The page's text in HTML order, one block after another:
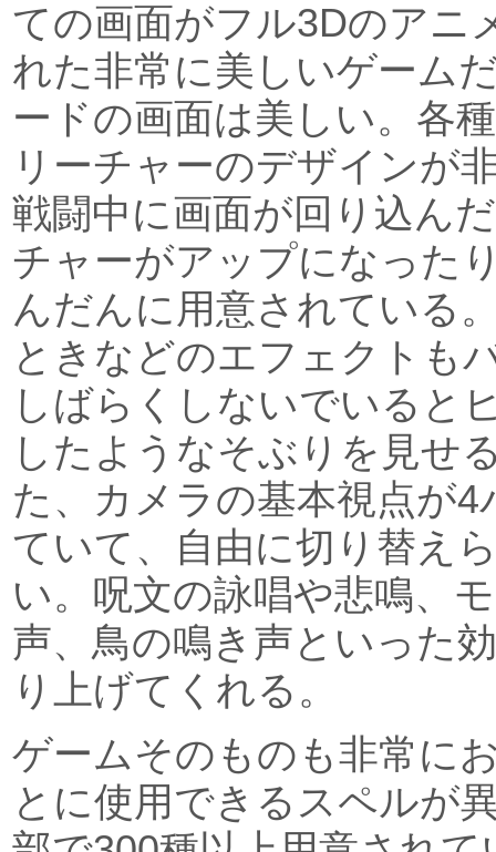
ての画面がフル3Dのアニ
れた非常に美しいゲーム
ードの画面は美しい。各
リーチャーのデザインが
戦闘中に画面が回り込ん
チャーがアップになった
んだんに用意されている
ときなどのエフェクトも
しばらくしないでいると
したようなそぶりを見せ
た、カメラの基本視点が
ていて、自由に切り替え
い。呪文の詠唱や悲鳴、
声、鳥の鳴き声といった
り上げてくれる。
ゲームそのものも非常に
とに使用できるスペルが